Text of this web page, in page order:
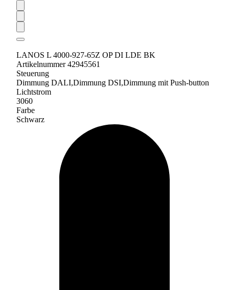
LANOS L 4000-927-65Z OP DI LDE BK
Artikelnummer 42945561
Steuerung
Dimmung DALI,Dimmung DSI,Dimmung mit Push-button
Lichtstrom
3060
Farbe
Schwarz